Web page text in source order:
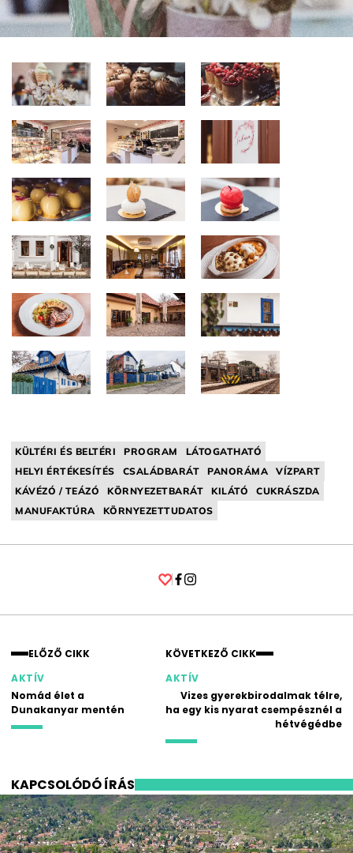
KÜLTÉRI ÉS BELTÉRI PROGRAM
LÁTOGATHATÓ
HELYI ÉRTÉKESÍTÉS
CSALÁDBARÁT PANORÁMA
VÍZPART
KÁVÉZÓ / TEÁZÓ
KÖRNYEZETBARÁT KILÁTÓ
CUKRÁSZDA
MANUFAKTÚRA
KÖRNYEZETTUDATOS
ELŐZŐ CIKK
AKTÍV
Nomád élet a
Dunakanyar mentén
KÖVETKEZŐ CIKK
AKTÍV
Vizes gyerekbirodalmak télre,
ha egy kis nyarat csempésznél a
hétvégédbe
KAPCSOLÓDÓ ÍRÁS